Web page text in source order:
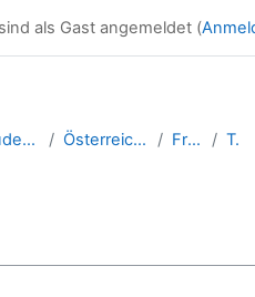
als Gast angemeldet (
Studentische Lernkurse Österreich-LV - Salzburg - SS ... Frisch_Tobias Topic 7